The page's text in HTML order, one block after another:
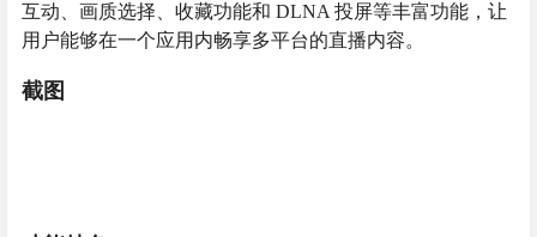
互动、画质选择、收藏功能和 DLNA 投屏等丰富功能，让
用户能够在一个应用内畅享多平台的直播内容。
截图